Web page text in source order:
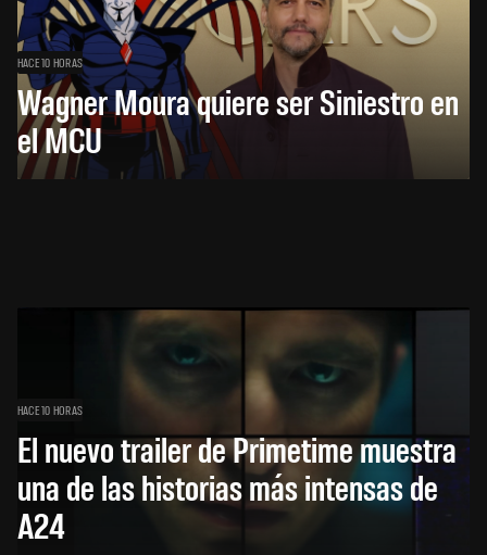
HACE 10 HORAS
Wagner Moura quiere ser Siniestro en
el MCU
HACE 10 HORAS
El nuevo trailer de Primetime muestra
una de las historias más intensas de
A24